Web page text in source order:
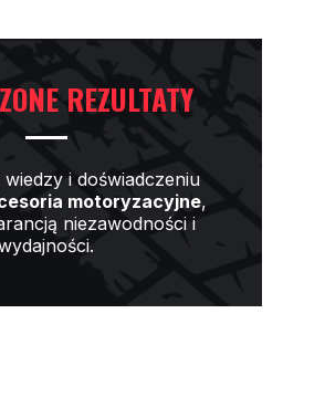
REZULTATY
wiedzy i doświadczeniu
motoryzacyjne,
niezawodności i